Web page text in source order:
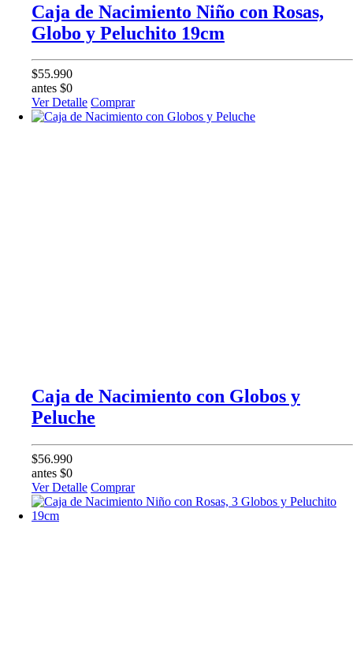
Caja de Nacimiento Niño con Rosas,
Globo y Peluchito 19cm
$55.990
antes $0
Ver Detalle Comprar
Caja de Nacimiento con Globos y
Peluche
$56.990
antes $0
Ver Detalle Comprar